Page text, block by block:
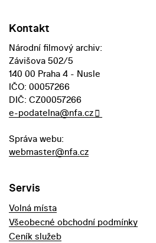
Kontakt
Národní filmový archiv:
Závišova 502/5
140 00 Praha 4 - Nusle
IČO: 00057266
DIČ: CZ00057266
e-podatelna@nfa.cz
Správa webu:
webmaster@nfa.cz
Servis
Volná místa
Všeobecné obchodní podmínky
Ceník služeb